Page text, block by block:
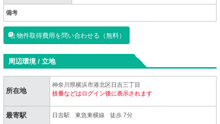
備考
物件取得費用を問い合わせる（無料）
周辺環境 / 立地
所在地
神奈川県横浜市港北区日吉三丁目
枝番などはログイン後に表示されます
最寄駅 日吉駅 東急東横線 徒歩 7分